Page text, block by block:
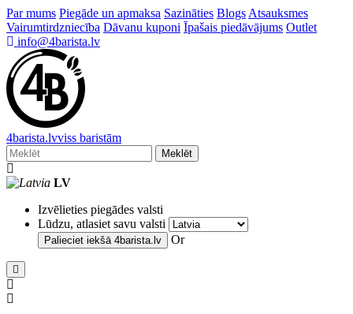
Par mums Piegāde un apmaksa Sazināties Blogs Atsauksmes
Vairumtirdzniecība Dāvanu kuponi Īpašais piedāvājums Outlet
info@4barista.lv
4barista.lvviss baristām
Meklēt
LV
Izvēlieties piegādes valsti
Lūdzu, atlasiet savu valsti
Palieciet iekšā 4barista.lv Or